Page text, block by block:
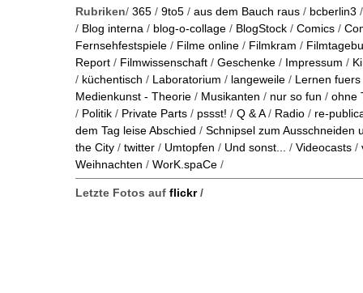
Rubriken/ 365 / 9to5 / aus dem Bauch raus / bcberlin3
/ Blog interna / blog-o-collage / BlogStock / Comics /
Fernsehfestspiele / Filme online / Filmkram /
Report / Filmwissenschaft / Geschenke / Impressum /
/ küchentisch / Laboratorium / langeweile / Lernen
Medienkunst - Theorie / Musikanten / nur so fun / ohne
/ Politik / Private Parts / pssst! / Q & A/ Radio / re-
dem Tag leise Abschied / Schnipsel zum Ausschneiden
the City / twitter / Umtopfen / Und sonst... / Videocasts /
Weihnachten / WorK.spaCe /
Letzte Fotos auf flickr/